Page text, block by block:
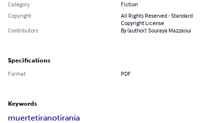
Category
Fiction
Copyright
All Rights Reserved - Standard
Copyright License
Contributors
By (author): Souraya Mazzaoui
Specifications
Format PDF
Keywords
muertetiranotiranía